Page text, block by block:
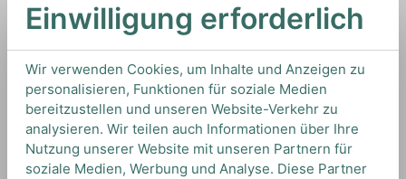
wenn dieses Produkt auf Lager ist
0,75L 13%
Artikelnummer: 19994
Schaumwein vonRuinartausFrankreich
TIPS & TRICKS
Einwilligung erforderlich
Wir verwenden Cookies, um Inhalte und Anzeigen zu
personalisieren, Funktionen für soziale Medien
bereitzustellen und unseren Website-Verkehr zu
analysieren. Wir teilen auch Informationen über Ihre
Nutzung unserer Website mit unseren Partnern für
soziale Medien, Werbung und Analyse. Diese Partner